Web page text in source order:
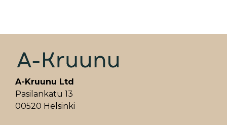
A-Kruunu Ltd
Pasilankatu 13
00520 Helsinki